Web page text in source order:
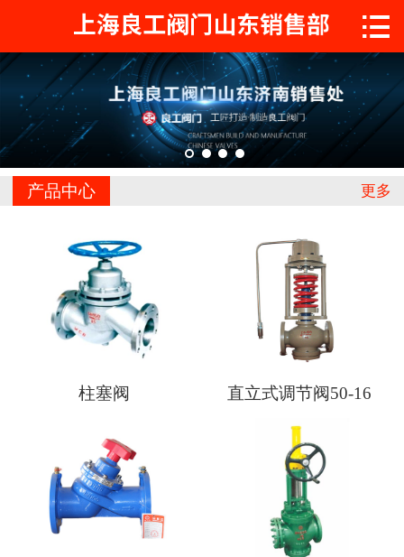
 首页
关于工良
产品中心
工程案例
联系我们

更多
产品中心
柱塞阀 直立式调节阀50-16